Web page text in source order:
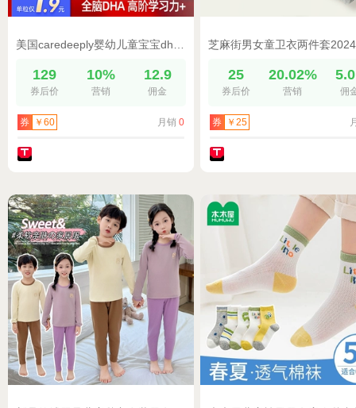
129
券后价
10%
营销
12.9
佣金
券 ￥60 月销 0
25
券后价
20.02%
营销 佣
券 ￥25